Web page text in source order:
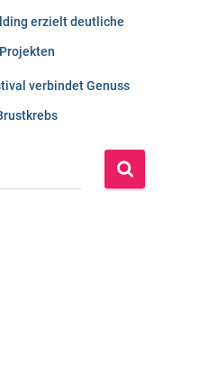
erzielt deutliche
verbindet Genuss